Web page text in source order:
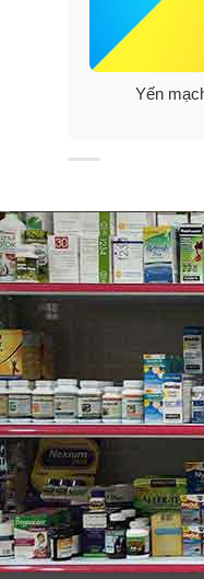
ngọt ngào và bổ
cường năng
Yến